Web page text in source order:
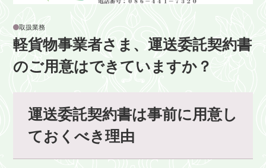
軽貨物事業者さま、運送委託契約書
のご用意はできていますか？
取扱業務
運送委託契約書は事前に用意し
ておくべき理由